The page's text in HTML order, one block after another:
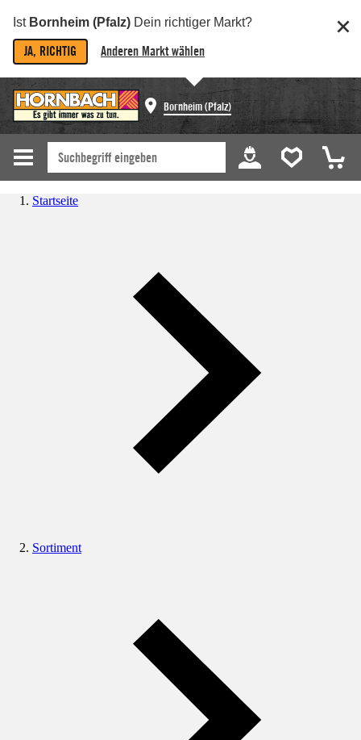
Ist Bornheim (Pfalz) Dein richtiger Markt?
JA, RICHTIG Anderen Markt wählen
Bornheim (Pfalz)
Startseite
Sortiment